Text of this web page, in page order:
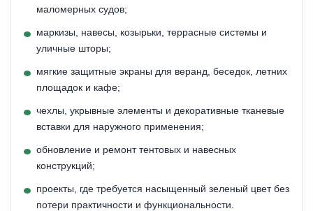
маломерных судов;
маркизы, навесы, козырьки, террасные системы и
уличные шторы;
мягкие защитные экраны для веранд, беседок, летних
площадок и кафе;
чехлы, укрывные элементы и декоративные тканевые
вставки для наружного применения;
обновление и ремонт тентовых и навесных
конструкций;
проекты, где требуется насыщенный зеленый цвет без
потери практичности и функциональности.